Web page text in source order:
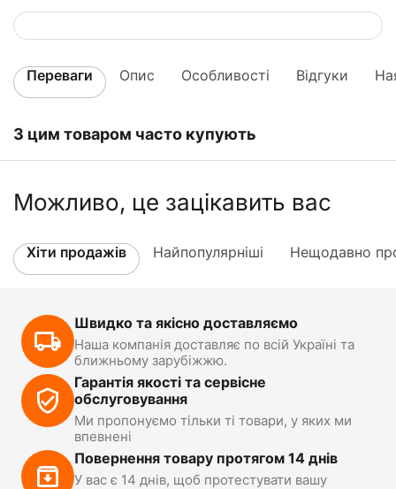
Переваги Опис Особливості Відгуки
З цим товаром часто купують
Можливо, це зацікавить вас
Хіти продажів Найпопулярніші Нещодавно
Швидко та якісно доставляємо
Наша компанія доставляє по всій Україні та
ближньому зарубіжжю.
Гарантія якості та сервісне
обслуговування
Ми пропонуємо тільки ті товари, у яких ми
впевнені
Повернення товару протягом 14 днів
У вас є 14 днів, щоб протестувати вашу